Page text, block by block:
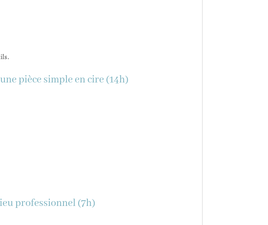
pièce simple en cire (14h)
professionnel (7h)